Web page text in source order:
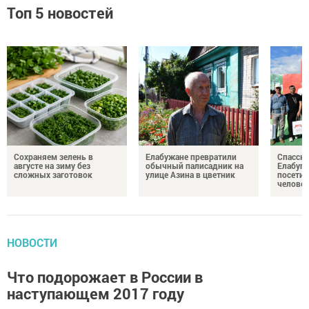
Топ 5 новостей
Сохраняем зелень в
августе на зиму без
сложных заготовок
Елабужане превратили
обычный палисадник на
улице Азина в цветник
человек
НОВОСТИ
Что подорожает в России в
наступающем 2017 году